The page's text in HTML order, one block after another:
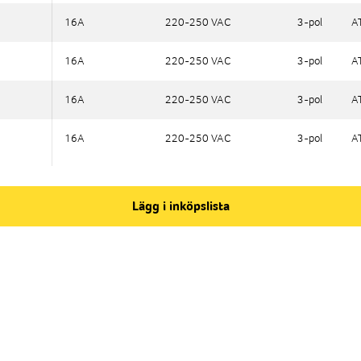
16A 220-250 VAC 3-pol
16A 220-250 VAC 3-pol
16A 220-250 VAC 3-pol
16A 220-250 VAC 3-pol
16A 220-250 VAC 3-pol
16A 220-250 VAC 3-pol
16A 220-250 VAC 3-pol
16A 220-250 VAC 3-pol
Lägg i inköpslista